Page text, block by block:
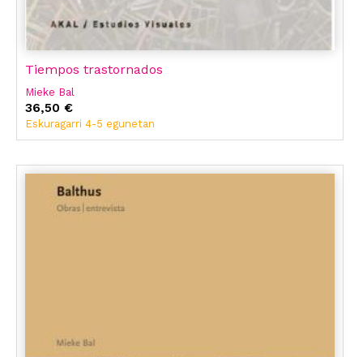
Tiempos trastornados
Mieke Bal
36,50 €
Eskuragarri 4-5 egunetan